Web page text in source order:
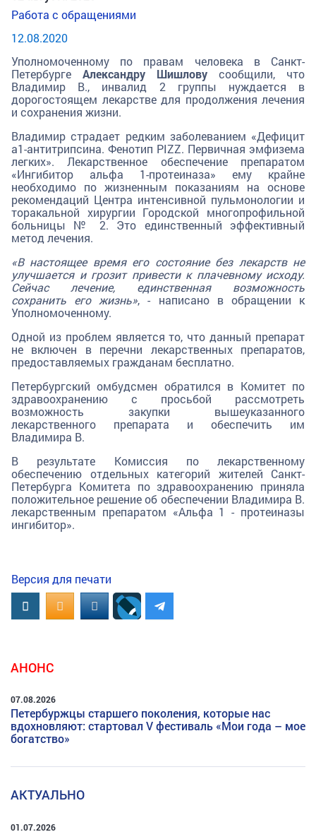
Работа с обращениями
12.08.2020
Уполномоченному по правам человека в Санкт-
Петербурге Александру Шишлову сообщили, что
Владимир В., инвалид 2 группы нуждается в
дорогостоящем лекарстве для продолжения лечения
и сохранения жизни.
Владимир страдает редким заболеванием «Дефицит
а1-антитрипсина. Фенотип PIZZ. Первичная эмфизема
легких». Лекарственное обеспечение препаратом
«Ингибитор альфа 1-протеиназа» ему крайне
необходимо по жизненным показаниям на основе
рекомендаций Центра интенсивной пульмонологии и
торакальной хирургии Городской многопрофильной
больницы № 2. Это единственный эффективный
метод лечения.
«В настоящее время его состояние без лекарств не
улучшается и грозит привести к плачевному исходу.
Сейчас лечение, единственная возможность
сохранить его жизнь», - написано в обращении к
Уполномоченному.
Одной из проблем является то, что данный препарат
не включен в перечни лекарственных препаратов,
предоставляемых гражданам бесплатно.
Петербургский омбудсмен обратился в Комитет по
здравоохранению с просьбой рассмотреть
возможность закупки вышеуказанного
лекарственного препарата и обеспечить им
Владимира В.
В результате Комиссия по лекарственному
обеспечению отдельных категорий жителей Санкт-
Петербурга Комитета по здравоохранению приняла
положительное решение об обеспечении Владимира В.
лекарственным препаратом «Альфа 1 - протеиназы
ингибитор».
Версия для печати
ВконтактеOK.RUMAIL.RU
АНОНС
07.08.2026
Петербуржцы старшего поколения, которые нас
вдохновляют: стартовал V фестиваль «Мои года – мое
богатство»
АКТУАЛЬНО
01.07.2026